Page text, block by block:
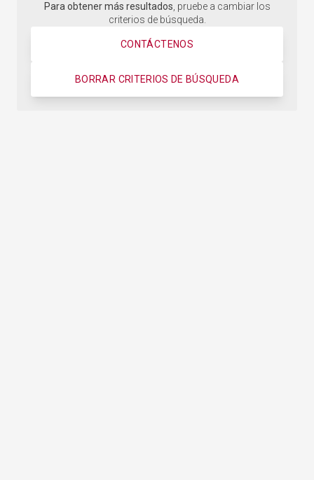
Para obtener más resultados , pruebe a cambiar los
criterios de búsqueda.
CONTÁCTENOS
BORRAR CRITERIOS DE BÚSQUEDA